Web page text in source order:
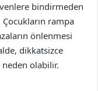
bindirmeden
rampa
önlenmesi
dikkatsizce
olabilir.